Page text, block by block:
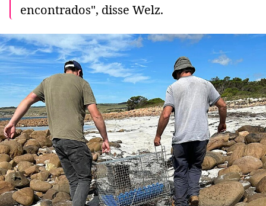
encontrados", disse Welz.